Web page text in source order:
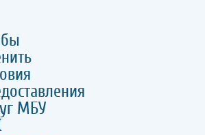
МБУ